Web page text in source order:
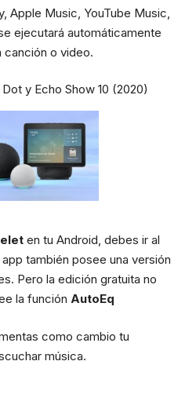
Apple Music, YouTube Music,
ejecutará automáticamente
canción o video.
y Echo Show 10 (2020)
en tu Android, debes ir al
app también posee una versión
Pero la edición gratuita no
la función AutoEq
como cambio tu
música.